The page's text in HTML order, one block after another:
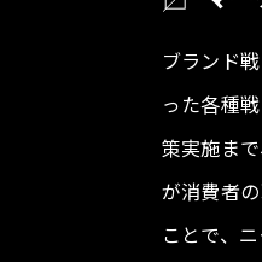
ブランド
った各種
策実施ま
が消費者
ことで、